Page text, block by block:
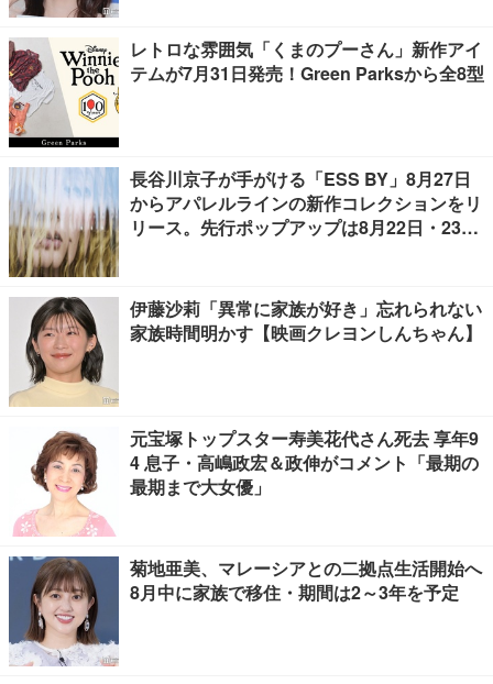
レトロな雰囲気「くまのプーさん」新作アイ
テムが7月31日発売！Green Parksから全8型
長谷川京子が手がける「ESS BY」8月27日
からアパレルラインの新作コレクションをリ
リース。先行ポップアップは8月22日・23日
伊藤沙莉「異常に家族が好き」忘れられない
家族時間明かす【映画クレヨンしんちゃん】
元宝塚トップスター寿美花代さん死去 享年9
4 息子・高嶋政宏＆政伸がコメント「最期の
最期まで大女優」
菊地亜美、マレーシアとの二拠点生活開始へ
8月中に家族で移住・期間は2～3年を予定